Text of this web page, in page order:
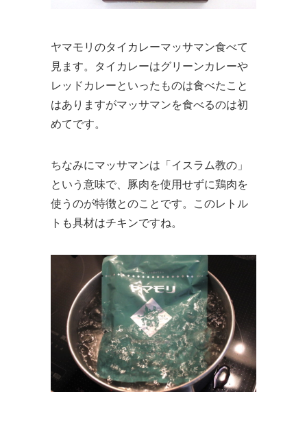
ヤマモリのタイカレーマッサマン食べて
見ます。タイカレーはグリーンカレーや
レッドカレーといったものは食べたこと
はありますがマッサマンを食べるのは初
めてです。
ちなみにマッサマンは「イスラム教の」
という意味で、豚肉を使用せずに鶏肉を
使うのが特徴とのことです。このレトル
トも具材はチキンですね。